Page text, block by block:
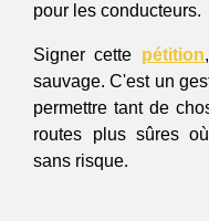
pour les conducteurs.
Signer cette pétition
sauvage. C'est un
permettre tant de
routes plus sûres
sans risque.